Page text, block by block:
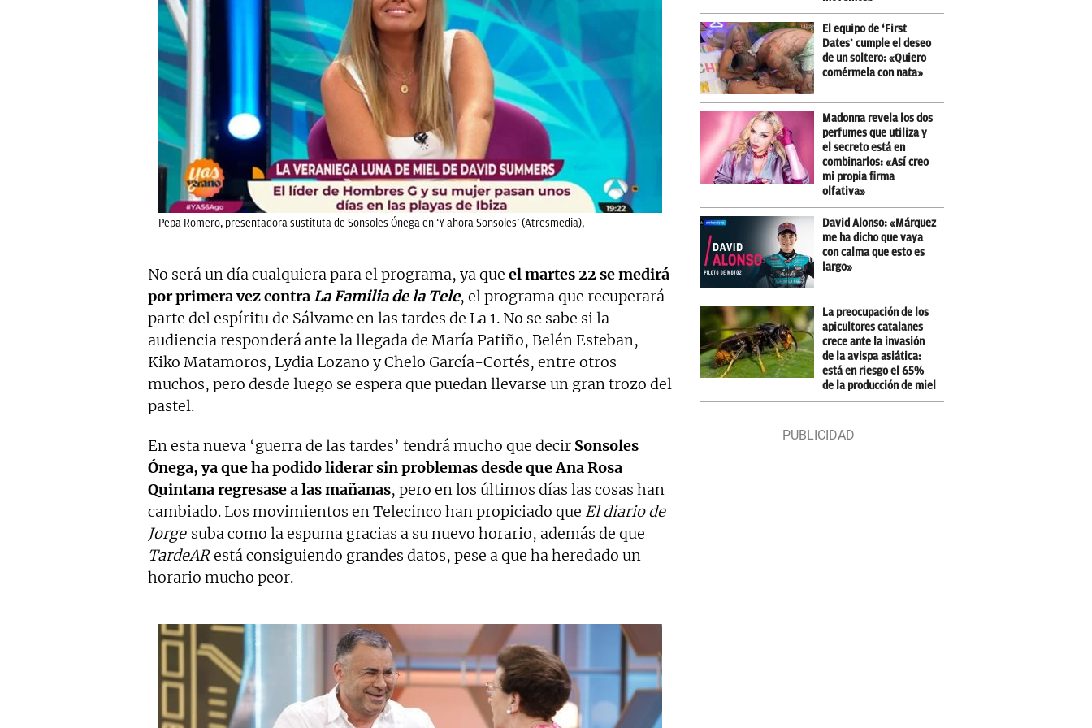
Pepa Romero, presentadora sustituta de Sonsoles Ónega en ‘Y ahora Sonsoles’ (Atresmedia),
No será un día cualquiera para el programa, ya que el martes 22 se medirá
por primera vez contraLa Familia de la Tele, el programa que recuperará
parte del espíritu de Sálvame en las tardes de La 1. No se sabe si la
audiencia responderá ante la llegada de María Patiño, Belén Esteban,
Kiko Matamoros, Lydia Lozano y Chelo García-Cortés, entre otros
muchos, pero desde luego se espera que puedan llevarse un gran trozo del
pastel.
En esta nueva ‘guerra de las tardes’ tendrá mucho que decir Sonsoles
Ónega, ya que ha podido liderar sin problemas desde que Ana Rosa
Quintana regresase a las mañanas, pero en los últimos días las cosas han
cambiado. Los movimientos en Telecinco han propiciado que El diario de
Jorge suba como la espuma gracias a su nuevo horario, además de que
TardeARestá consiguiendo grandes datos, pese a que ha heredado un
horario mucho peor.
El equipo de ‘First
Dates’ cumple el deseo
de un soltero: «Quiero
comérmela con nata»
Madonna revela los dos
perfumes que utiliza y
el secreto está en
combinarlos: «Así creo
mi propia firma
olfativa»
David Alonso: «Márquez
me ha dicho que vaya
con calma que esto es
largo»
La preocupación de los
apicultores catalanes
crece ante la invasión
de la avispa asiática:
está en riesgo el 65%
de la producción de miel